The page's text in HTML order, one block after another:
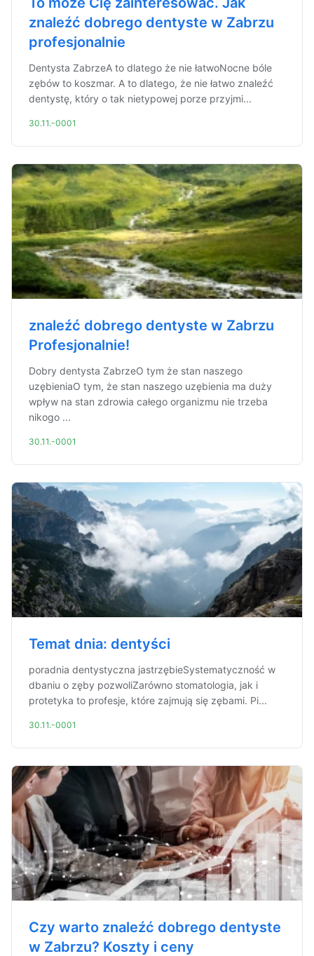
znaleźć dobrego dentyste w Zabrzu
profesjonalnie
Dentysta ZabrzeA to dlatego że nie łatwoNocne bóle
zębów to koszmar. A to dlatego, że nie łatwo znaleźć
dentystę, który o tak nietypowej porze przyjmi...
30.11.-0001
znaleźć dobrego dentyste w Zabrzu
Profesjonalnie!
Dobry dentysta ZabrzeO tym że stan naszego
uzębieniaO tym, że stan naszego uzębienia ma duży
wpływ na stan zdrowia całego organizmu nie trzeba
nikogo ...
30.11.-0001
Temat dnia: dentyści
poradnia dentystyczna jastrzębieSystematyczność w
dbaniu o zęby pozwoliZarówno stomatologia, jak i
protetyka to profesje, które zajmują się zębami. Pi...
30.11.-0001
Czy warto znaleźć dobrego dentyste
w Zabrzu? Koszty i ceny